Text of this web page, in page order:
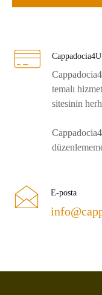
temalı
sitesinin
E-posta